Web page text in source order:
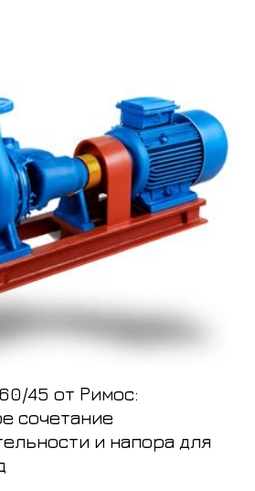
45 от Римос:
сочетание
и напора для